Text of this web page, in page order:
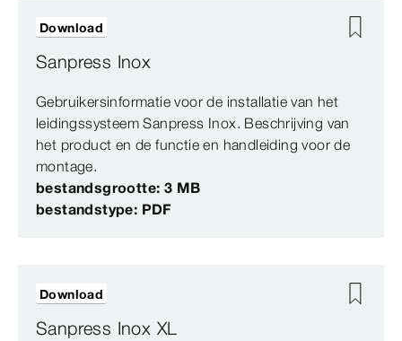
Sanpress Inox
Gebruikersinformatie voor de installatie van het
leidingssysteem Sanpress Inox. Beschrijving van
het product en de functie en handleiding voor de
montage.
bestandsgrootte: 3 MB
bestandstype: PDF
Download
Sanpress Inox XL
Download